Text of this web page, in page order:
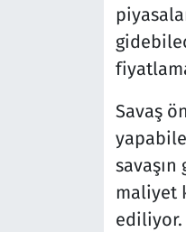
Savaş
maliyet
ediliyor.